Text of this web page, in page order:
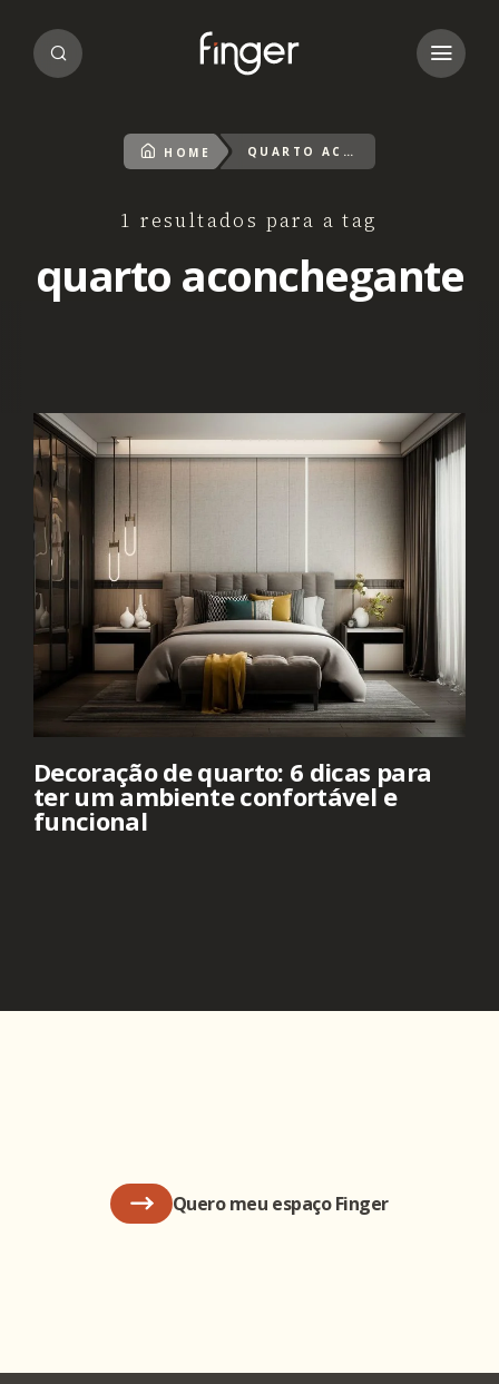
HOME QUARTO ACONCHEGANTE
1 resultados para a tag
quarto aconchegante
Decoração de quarto: 6 dicas para
ter um ambiente confortável e
funcional
Quero meu espaço Finger